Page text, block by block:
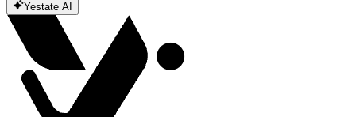
Yestate AI